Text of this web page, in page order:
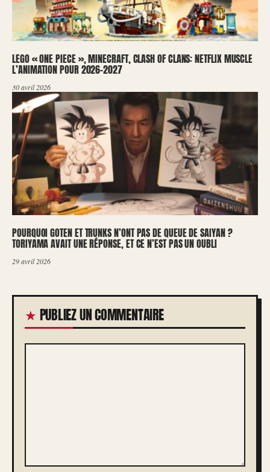
LEGO « ONE PIECE », MINECRAFT, CLASH OF CLANS: NETFLIX MUSCLE
L’ANIMATION POUR 2026-2027
30 avril 2026
POURQUOI GOTEN ET TRUNKS N’ONT PAS DE QUEUE DE SAIYAN ?
TORIYAMA AVAIT UNE RÉPONSE, ET CE N’EST PAS UN OUBLI
29 avril 2026
PUBLIEZ UN COMMENTAIRE
COMMENTAIRE